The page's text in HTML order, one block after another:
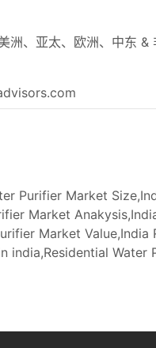
洲、亚太、欧洲、中东 &
Purifier Market
Market
Market
india,Residential Water